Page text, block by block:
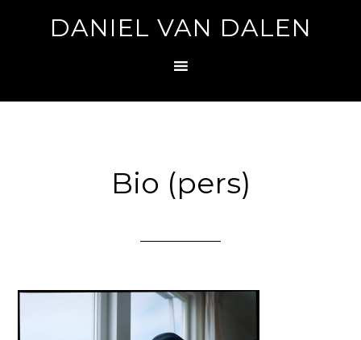
DANIEL VAN DALEN
Bio (pers)